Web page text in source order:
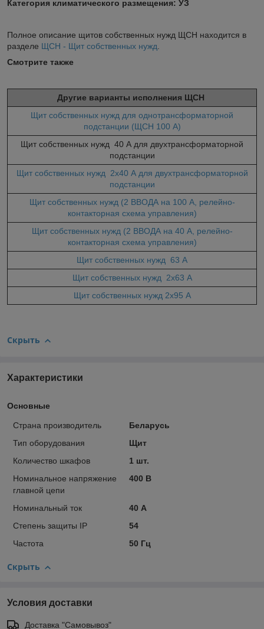
Категория климатического размещения: УЗ
Полное описание щитов собственных нужд ЩСН находится в
разделе ЩСН - Щит собственных нужд.
Смотрите также
Другие варианты исполнения ЩСН
Щит собственных нужд для однотрансформаторной
подстанции (ЩСН 100 А)
Щит собственных нужд 40 А для двухтрансформаторной
подстанции
Щит собственных нужд 2x40 А для двухтрансформаторной
подстанции
Щит собственных нужд (2 ВВОДА на 100 А, релейно-
контакторная схема управления)
Щит собственных нужд (2 ВВОДА на 40 А, релейно-
контакторная схема управления)
Щит собственных нужд 63 А
Щит собственных нужд 2x63 А
Щит собственных нужд 2x95 А
Скрыть
Характеристики
Основные
Страна производитель
Беларусь
Тип оборудования
Щит
Количество шкафов
1 шт.
Номинальное напряжение
главной цепи
400 В
Номинальный ток
40 А
Степень защиты IP
54
Частота
50 Гц
Скрыть
Условия доставки
Доставка "Самовывоз"